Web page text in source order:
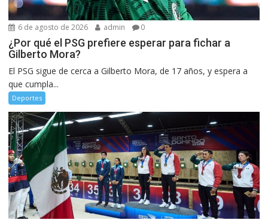
6 de agosto de 2026 admin 0
¿Por qué el PSG prefiere esperar para fichar a
Gilberto Mora?
El PSG sigue de cerca a Gilberto Mora, de 17 años, y espera a
que cumpla...
Deportes